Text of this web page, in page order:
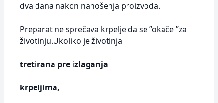
dva dana nakon nanošenja proizvoda.
Preparat ne sprečava krpelje da se ”okače ”za
životinju.Ukoliko je životinja
tretirana pre izlaganja
krpeljima,